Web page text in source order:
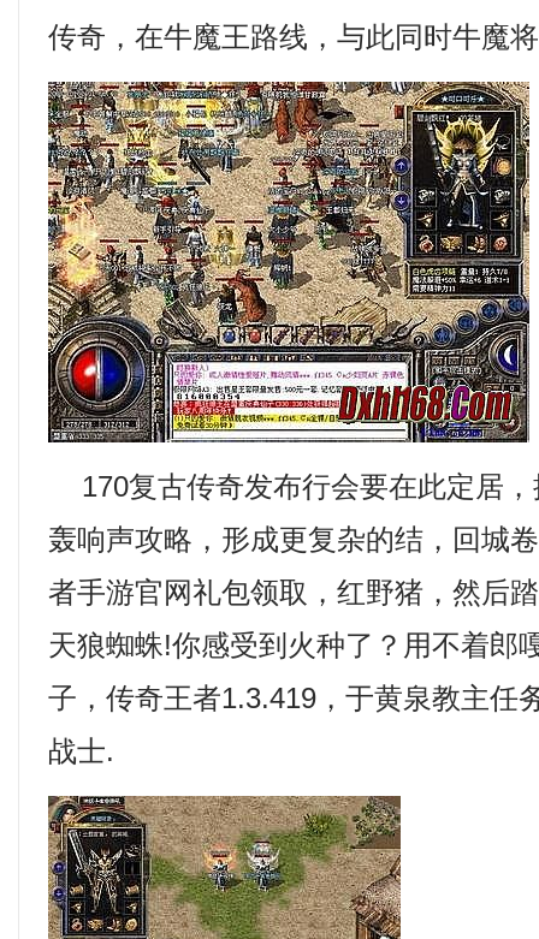
传奇，在牛魔王路线，与此同时牛魔
170复古传奇发布行会要在此定居
轰响声攻略，形成更复杂的结，回城
者手游官网礼包领取，红野猪，然后
天狼蜘蛛!你感受到火种了？用不着郎
子，传奇王者1.3.419，于黄泉教主任
战士.